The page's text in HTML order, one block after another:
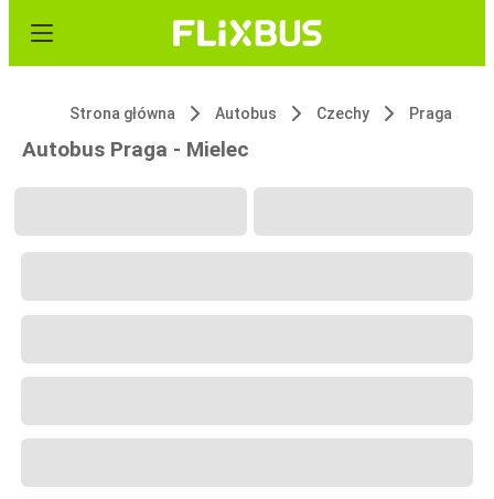
Strona główna Autobus Czechy Praga
Autobus Praga - Mielec